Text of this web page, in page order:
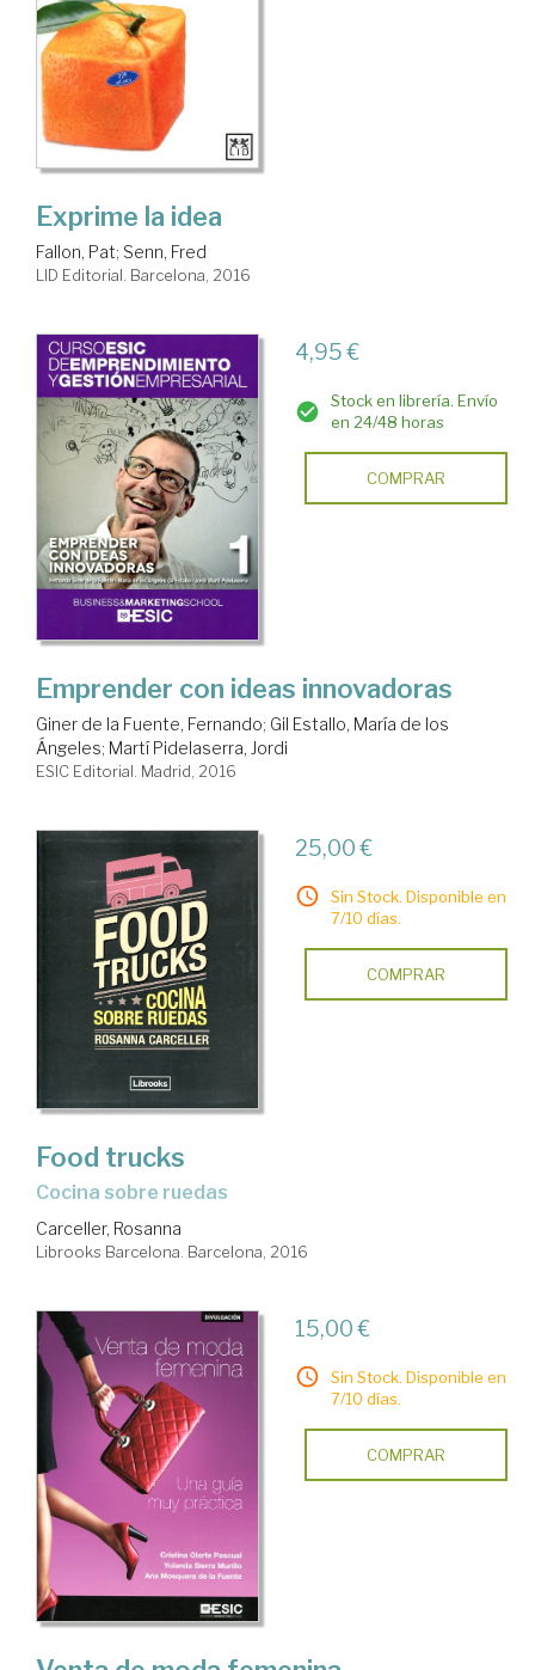
Exprime la idea
Fallon, Pat; Senn, Fred
LID Editorial. Barcelona, 2016
4,95 €
Stock en librería. Envío
en 24/48 horas
COMPRAR
Emprender con ideas innovadoras
Giner de la Fuente, Fernando; Gil Estallo, María de los
Ángeles; Martí Pidelaserra, Jordi
ESIC Editorial. Madrid, 2016
25,00 €
Sin Stock. Disponible en
7/10 días.
COMPRAR
Food trucks
cocina sobre ruedas
Carceller, Rosanna
Librooks Barcelona. Barcelona, 2016
15,00 €
Sin Stock. Disponible en
7/10 días.
COMPRAR